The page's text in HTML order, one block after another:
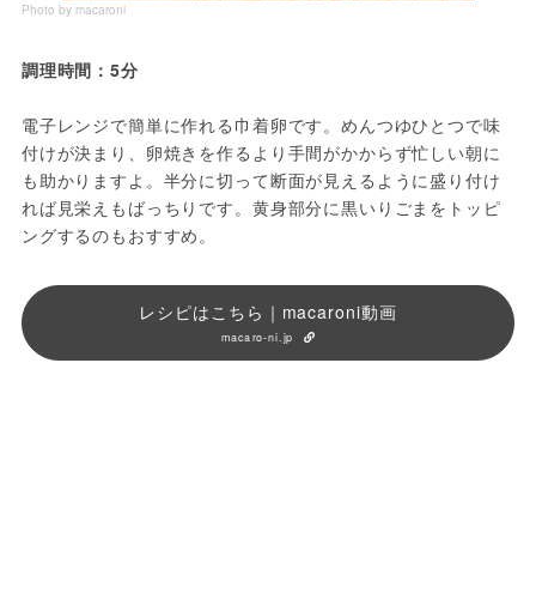
Photo by macaroni
調理時間：5分
電子レンジで簡単に作れる巾着卵です。めんつゆひとつで味
付けが決まり、卵焼きを作るより手間がかからず忙しい朝に
も助かりますよ。半分に切って断面が見えるように盛り付け
れば見栄えもばっちりです。黄身部分に黒いりごまをトッピ
ングするのもおすすめ。
レシピはこちら｜macaroni動画
macaro-ni.jp